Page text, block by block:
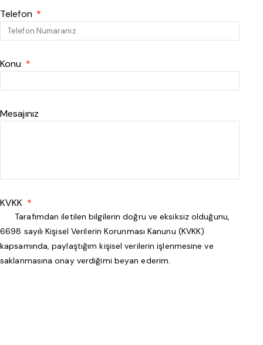
Telefon
Konu
Mesajınız
KVKK
Tarafımdan iletilen bilgilerin doğru ve eksiksiz olduğunu,
6698 sayılı Kişisel Verilerin Korunması Kanunu (KVKK)
kapsamında, paylaştığım kişisel verilerin işlenmesine ve
saklanmasına onay verdiğimi beyan ederim.